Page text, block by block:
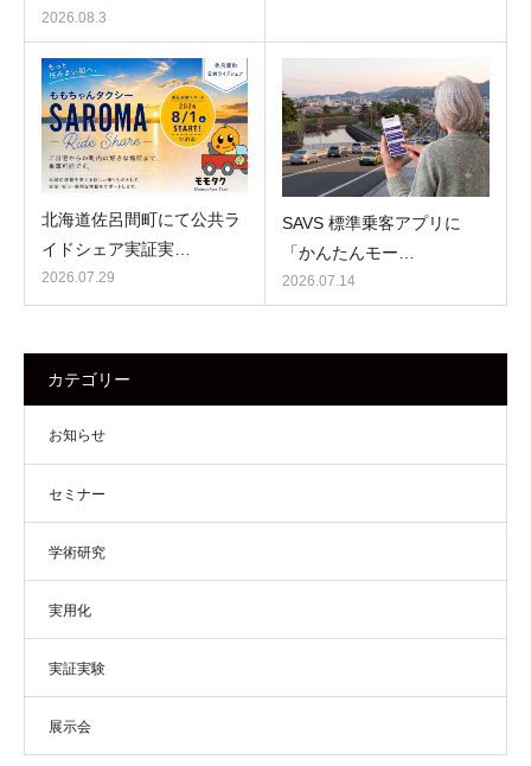
2026.08.3
北海道佐呂間町にて公共ラ
イドシェア実証実…
2026.07.29
SAVS 標準乗客アプリに
「かんたんモー…
2026.07.14
カテゴリー
お知らせ
セミナー
学術研究
実用化
実証実験
展示会